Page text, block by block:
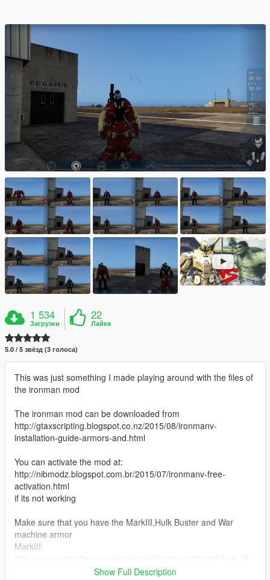
1 534
Загрузки
22
Лайка
5.0 / 5 звёзд (3 голоса)
This was just something I made playing around with the files of
the ironman mod
The ironman mod can be downloaded from
http://gtaxscripting.blogspot.co.nz/2015/08/ironmanv-
installation-guide-armors-and.html
You can activate the mod at:
http://nibmodz.blogspot.com.br/2015/07/ironmanv-free-
activation.html
if its not working
Make sure that you have the MarkIII,Hulk Buster and War
machine armor
MarkIII:
Show Full Description